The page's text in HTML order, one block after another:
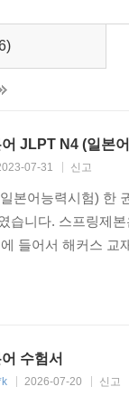
문제에 학습한 전
반영된 실제 시험
어휘정리를 담은 ‘
가능한 문제풀이
해석과 정답은 물
폰 수록)
JLPT N4 (일본
07-31 신고
본어능력시험) 한
습니다. 스프링제
들어서 해커스
수험서
2026-07-20 신고